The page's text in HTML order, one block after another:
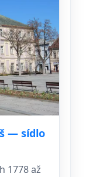
— sídlo
1778 až